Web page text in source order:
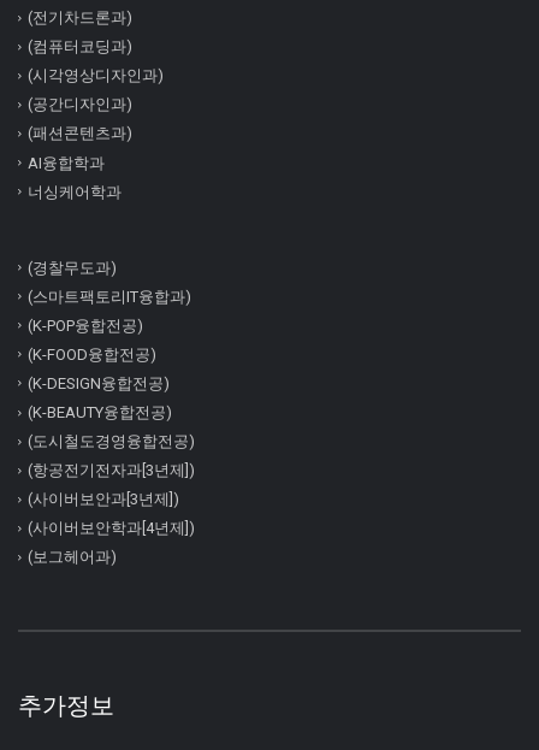
(전기차드론과)
(컴퓨터코딩과)
(시각영상디자인과)
(공간디자인과)
(패션콘텐츠과)
AI융합학과
너싱케어학과
(경찰무도과)
(스마트팩토리IT융합과)
(K-POP융합전공)
(K-FOOD융합전공)
(K-DESIGN융합전공)
(K-BEAUTY융합전공)
(도시철도경영융합전공)
(항공전기전자과[3년제])
(사이버보안과[3년제])
(사이버보안학과[4년제])
(보그헤어과)
추가정보